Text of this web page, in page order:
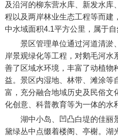
及沿河的柳东营水库、新发水库
程以及两岸林业生态工程等而建
中水域面积4.1平方公里，属于自
景区管理单位通过河道清淤
岸景观绿化等工程，对鹅毛河水
善了区域水环境，丰富了动植物
益。景区内湿地、林带、滩涂等
富，充分融合地域历史及民俗文
化创意、科普教育等为一体的水
湖中小岛、凹凸白堤的佳丽
黛绿丛中点缀着楼阁、亭榭。湖